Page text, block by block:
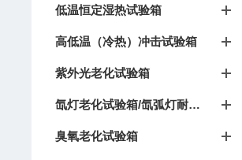
低温恒定湿热试验箱
高低温（冷热）冲击试验箱
紫外光老化试验箱
氙灯老化试验箱/氙弧灯耐候试验箱
臭氧老化试验箱